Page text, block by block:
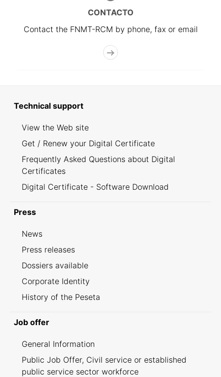
CONTACTO
Contact the FNMT-RCM by phone, fax or email
Technical support
View the Web site
Get / Renew your Digital Certificate
Frequently Asked Questions about Digital
Certificates
Digital Certificate - Software Download
Press
News
Press releases
Dossiers available
Corporate Identity
History of the Peseta
Job offer
General Information
Public Job Offer, Civil service or established
public service sector workforce